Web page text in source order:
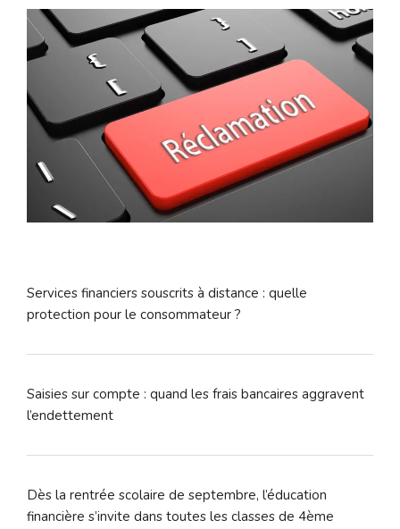
Services financiers souscrits à distance : quelle
protection pour le consommateur ?
Saisies sur compte : quand les frais bancaires aggravent
l’endettement
Dès la rentrée scolaire de septembre, l’éducation
financière s’invite dans toutes les classes de 4ème